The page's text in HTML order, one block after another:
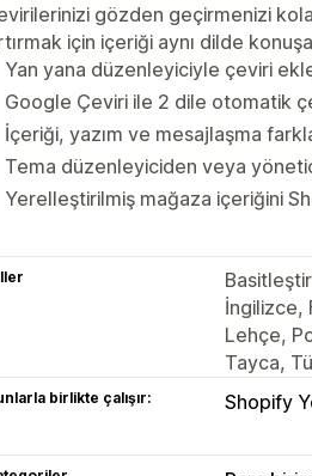
gözden geçirmenizi
için içeriği aynı dilde
Yan yana düzenleyiciyle çeviri
Google Çeviri ile 2 dile otomatik
İçeriği, yazım ve mesajlaşma
Tema düzenleyiciden veya
Yerelleştirilmiş mağaza içeriğini
İngilizce,
Lehçe,
Tayca,
birlikte çalışır: Shopify